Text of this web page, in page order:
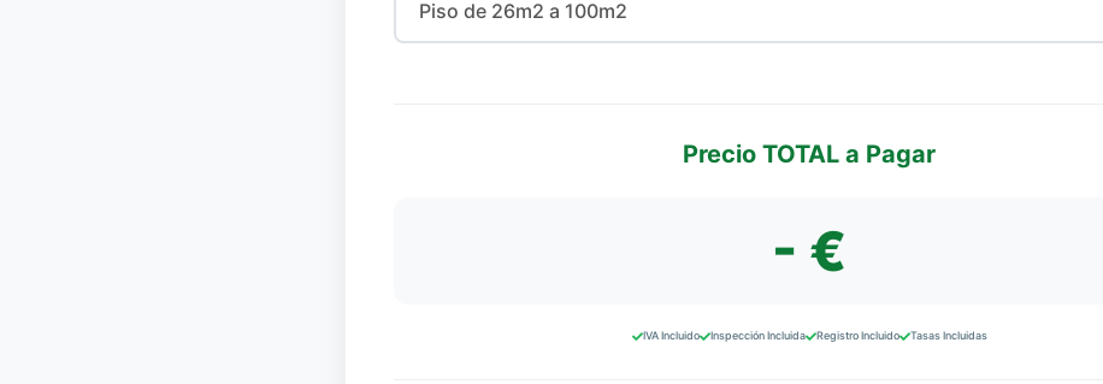
Precio TOTAL a Pagar
- €
IVA Incluido Inspección Incluida Registro Incluido Tasas Incluidas